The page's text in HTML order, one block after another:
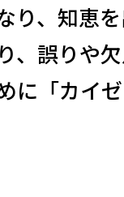
り、知恵
、誤りや
に「カイ